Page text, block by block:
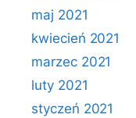
maj 2021
kwiecień 2021
marzec 2021
luty 2021
styczeń 2021